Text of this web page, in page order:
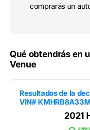
comprarás un
Qué obtendrás en
Venue
Resultados de la
VIN#
2021